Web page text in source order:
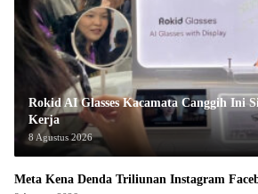
Rokid AI Glasses Kacamata Canggih Ini
Kerja
8 Agustus 2026
Meta Kena Denda Triliunan Instagram